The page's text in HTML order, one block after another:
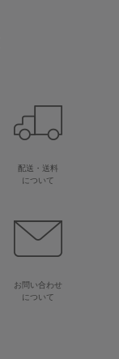
配送・送料
について
お問い合わせ
について